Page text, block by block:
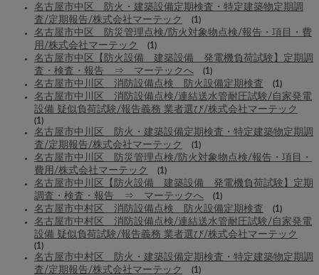
名古屋市中区 防火・建築設備定期検査・特定建築物定期調
査/定期報告/株式会社マーテック
(1)
名古屋市中区 防災管理点検/防火対象物点検/報告・項目・費
用/株式会社マーテック
(1)
名古屋市中区【防火設備 建築設備 発電機負荷試験】定期調
査・検査・報告 ⇒ マーテックへ
(1)
名古屋市中川区 消防設備点検 防火設備定期検査 (1)
名古屋市中川区 消防設備点検/連結送水管耐圧試験/自家発電
設備 疑似負荷試験/報告義務 業者選び/株式会社マーテック
(1)
名古屋市中川区 防火・建築設備定期検査・特定建築物定期調
査/定期報告/株式会社マーテック
(1)
名古屋市中川区 防災管理点検/防火対象物点検/報告・項目・
費用/株式会社マーテック
(1)
名古屋市中川区【防火設備 建築設備 発電機負荷試験】定期
調査・検査・報告 ⇒ マーテックへ
(1)
名古屋市中村区 消防設備点検 防火設備定期検査 (1)
名古屋市中村区 消防設備点検/連結送水管耐圧試験/自家発電
設備 疑似負荷試験/報告義務 業者選び/株式会社マーテック
(1)
名古屋市中村区 防火・建築設備定期検査・特定建築物定期調
査/定期報告/株式会社マーテック
(1)